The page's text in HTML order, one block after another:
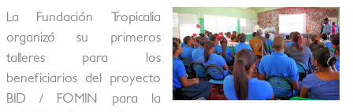
La Fundación Tropicalia
organizó su primeros
talleres para los
beneficiarios del proyecto
BID / FOMIN para la